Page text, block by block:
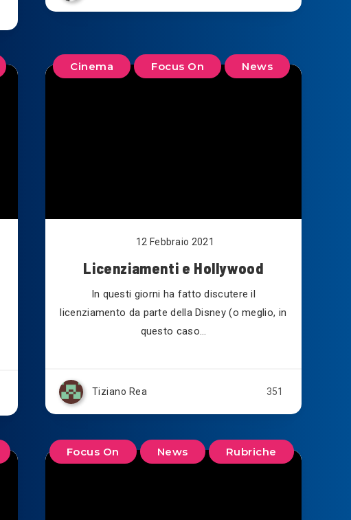
Cinema Focus On News
12 Febbraio 2021
Licenziamenti e Hollywood
In questi giorni ha fatto discutere il
licenziamento da parte della Disney (o meglio, in
questo caso…
Tiziano Rea 351
Focus On News Rubriche